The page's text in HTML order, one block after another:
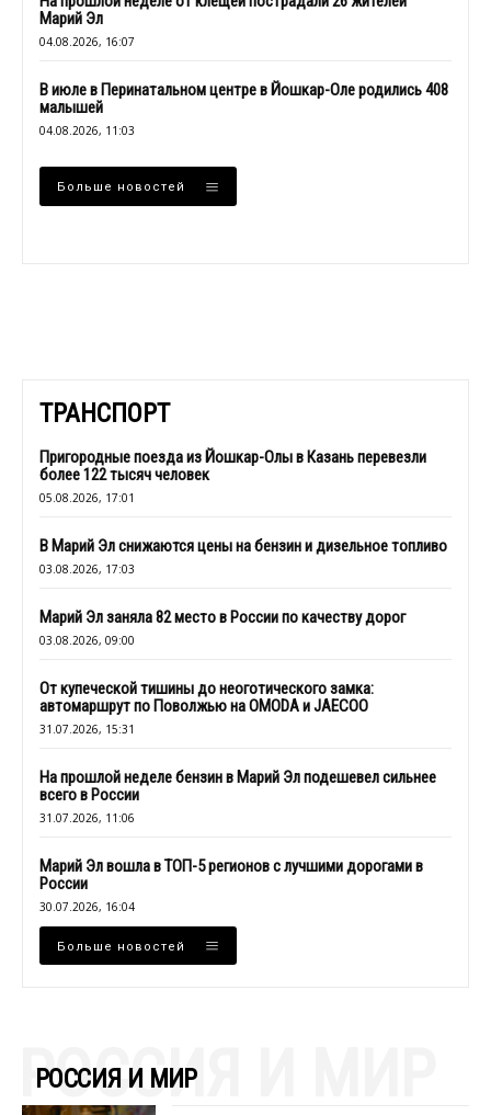
Марий Эл
04.08.2026, 16:07
В июле в Перинатальном центре в Йошкар-Оле родились 408
малышей
04.08.2026, 11:03
Больше новостей
ТРАНСПОРТ
Пригородные поезда из Йошкар-Олы в Казань перевезли
более 122 тысяч человек
05.08.2026, 17:01
В Марий Эл снижаются цены на бензин и дизельное топливо
03.08.2026, 17:03
Марий Эл заняла 82 место в России по качеству дорог
03.08.2026, 09:00
От купеческой тишины до неоготического замка:
автомаршрут по Поволжью на OMODA и JAECOO
31.07.2026, 15:31
На прошлой неделе бензин в Марий Эл подешевел сильнее
всего в России
31.07.2026, 11:06
Марий Эл вошла в ТОП-5 регионов с лучшими дорогами в
России
30.07.2026, 16:04
Больше новостей
РОССИЯ И МИР
РОССИЯ И МИР